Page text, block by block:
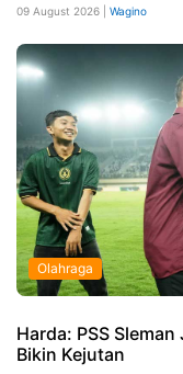
09 August 2026 | Wagino
Olahraga
Harda: PSS
Bikin Kejutan